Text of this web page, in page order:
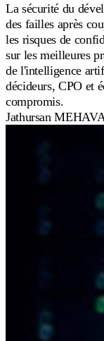
La sécurité du
des failles après
les risques de
sur les meilleures
de l'intelligence
décideurs, CPO et
compromis.
Jathursan